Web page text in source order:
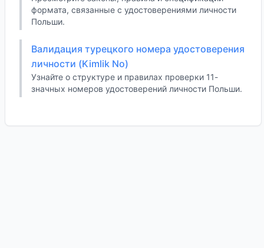
формата, связанные с удостоверениями личности
Польши.
Валидация турецкого номера удостоверения
личности (Kimlik No)
Узнайте о структуре и правилах проверки 11-
значных номеров удостоверений личности Польши.